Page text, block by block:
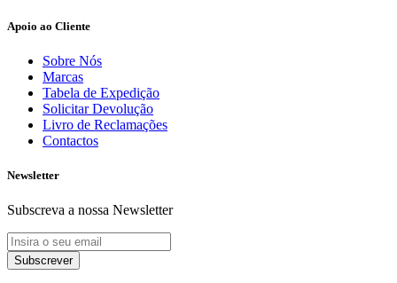
Apoio ao Cliente
Sobre Nós
Marcas
Tabela de Expedição
Solicitar Devolução
Livro de Reclamações
Contactos
Newsletter
Subscreva a nossa Newsletter
Subscrever